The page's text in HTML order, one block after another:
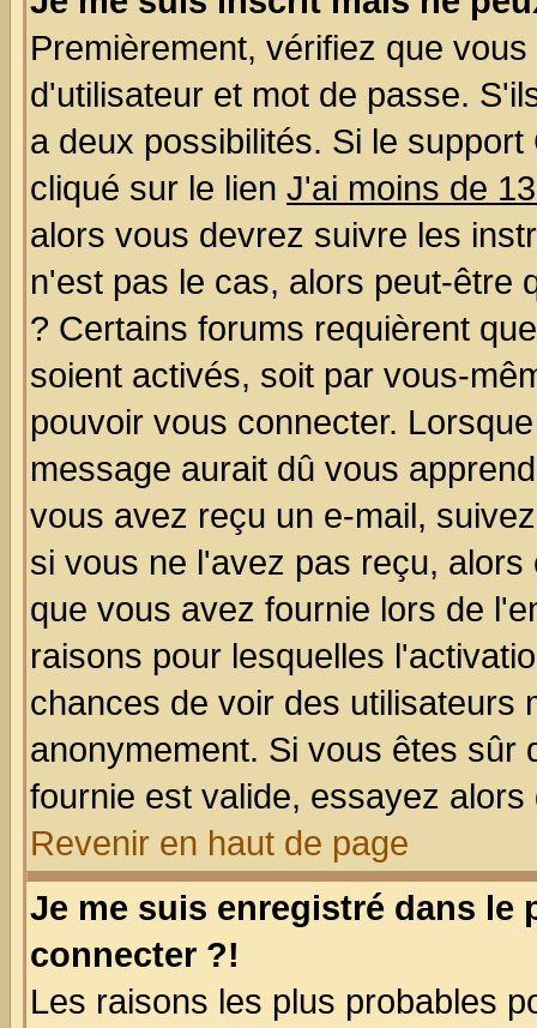
Premièrement, vérifiez que
d'utilisateur et mot de passe.
a deux possibilités. Si le
cliqué sur le lien J'ai moins de
alors vous devrez suivre les
n'est pas le cas, alors peut-être
? Certains forums requièrent
soient activés, soit par vous-
pouvoir vous connecter.
message aurait dû vous
vous avez reçu un e-mail,
si vous ne l'avez pas reçu,
que vous avez fournie lors de
raisons pour lesquelles
chances de voir des utilisateurs
anonymement. Si vous êtes sûr
fournie est valide, essayez
Revenir en haut de page
Je me suis enregistré dans le
connecter ?!
Les raisons les plus probables